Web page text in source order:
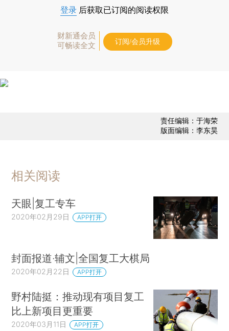
登录 后获取已订阅的阅读权限
财新通会员
可畅读全文
订阅/会员升级
责任编辑：于海荣
版面编辑：李东昊
相关阅读
天眼|复工专车
2020年02月29日 APP打开
封面报道·辅文|全国复工大棋局
2020年02月22日 APP打开
野村陆挺：推动现有项目复工
比上新项目更重要
2020年03月11日 APP打开